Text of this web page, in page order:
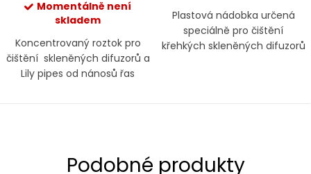
Momentálně není
skladem
Koncentrovaný roztok pro
čištění skleněných difuzorů a
Lily pipes od nánosů řas
Plastová nádobka určená
speciálně pro čištění
křehkých skleněných difuzorů